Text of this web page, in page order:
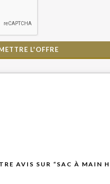
AVIS SUR “SAC À MAIN